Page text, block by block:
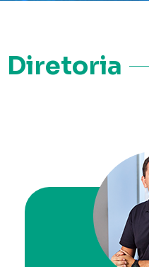
Diretoria